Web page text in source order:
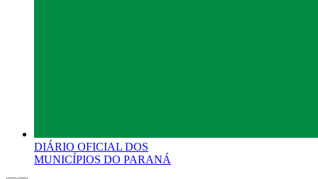
DIÁRIO OFICIAL DOS
MUNICÍPIOS DO PARANÁ